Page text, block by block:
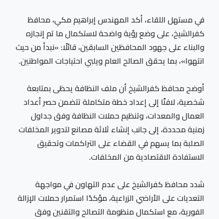
في مستهل اللقاء، أكد المهندس إبراهيم مكي، محافظ
كفرالشيخ، على وضع رؤية واضحة لاستكمال ما تم إنجازه
والبناء على جهود المحافظين السابقين، قائلًا: «نبدأ من حيث
انتهوا»، بما يحقق الصالح العام ويلبي احتياجات المواطنين.
أوضح محافظ كفرالشيخ أن ملف النظافة يحظى بمتابعة
شخصية، لافتًا إلى إعداد خطة متكاملة تتضمن حصر أعداد
العمال والمعدات، وتنظيم حملات النظافة وفق جداول
زمنية محددة، إلى جانب إنشاء ثلاثة مصانع لتدوير المخلفات
الصلبة بما يسهم في القضاء على التراكمات وتحقيق
الاستفادة الاقتصادية من المخلفات.
شدد محافظ كفرالشيخ على عدم التهاون في مواجهة
التعديات على الأراضي الزراعية، مؤكدًا استمرار حملات الإزالة
الفورية، مع استكمال منظومة التصالح والتقنين وفق